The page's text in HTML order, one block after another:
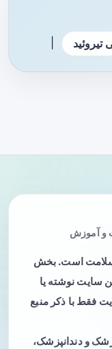
تیروئید
و آموزش
سلامت است. بخش
سایت نوشته یا
فقط با ذکر منبع
و دندانپزشک،